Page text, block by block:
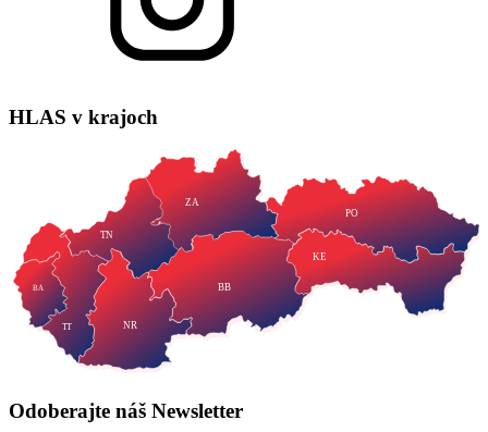
HLAS v krajoch
TT NR
TN
ZA
BB
PO
KE
BA
Odoberajte náš Newsletter